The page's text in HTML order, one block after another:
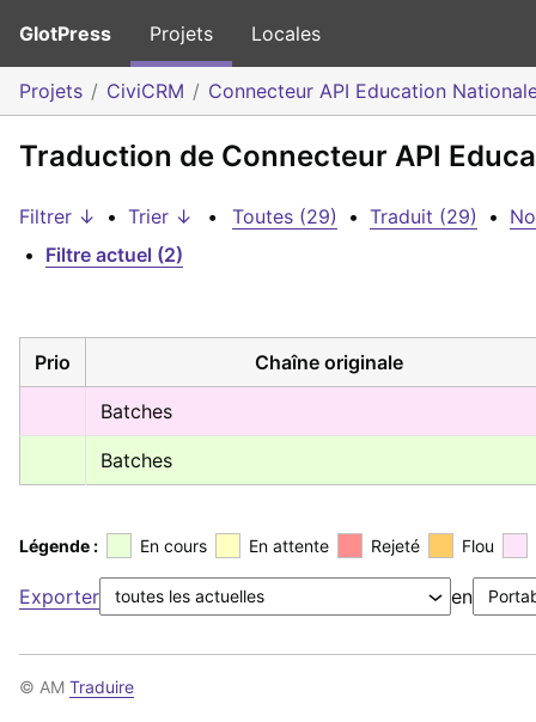
GlotPress Projets Locales
Projets CiviCRM Connecteur API Education
Traduction de Connecteur API
Filtrer ↓ • Trier ↓ • Toutes (29) • Traduit (29) •
• Filtre actuel (2)
Prio Chaîne originale
Batches
Batches
Légende : En cours En attente Rejeté Flou
Exporter en
© AM Traduire